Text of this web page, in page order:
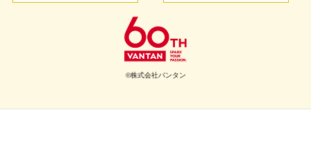
©株式会社バンタン